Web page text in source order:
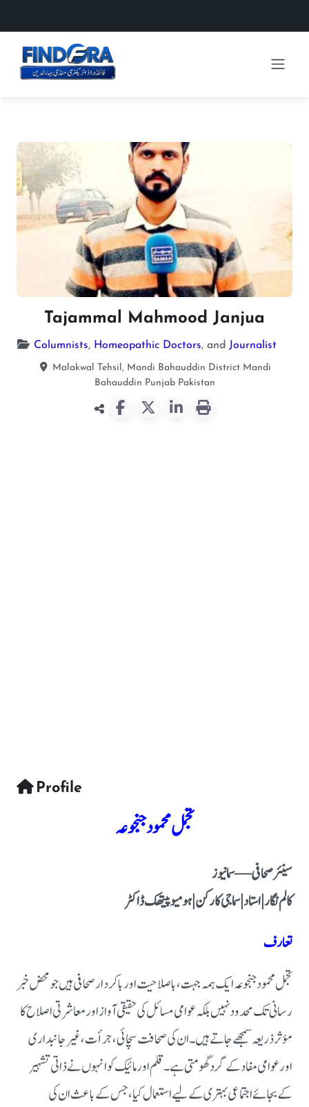
Tajammal Mahmood Janjua
Columnists, Homeopathic Doctors, and Journalist
Malakwal Tehsil, Mandi Bahauddin District Mandi
Bahauddin Punjab Pakistan
Profile
تجمل محمود جنجوعہ
سینئر صحافی — سما نیوز
کالم نگار | استاد | سماجی کارکن | ہومیوپیتھک ڈاکٹر
تعارف
تجمل محمود جنجوعہ ایک ہمہ جہت، باصلاحیت اور باکردار صحافی ہیں جو محض خبر
رسانی تک محدود نہیں بلکہ عوامی مسائل کی حقیقی آواز اور معاشرتی اصلاح کا
مؤثر ذریعہ سمجھے جاتے ہیں۔ ان کی صحافت سچائی، جرأت، غیر جانبداری
اور عوامی مفاد کے گرد گھومتی ہے۔ قلم اور مائیک کو انہوں نے ذاتی تشہیر
کے بجائے اجتماعی بہتری کے لیے استعمال کیا، جس کے باعث ان کی